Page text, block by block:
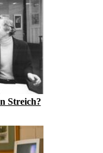
Streich?